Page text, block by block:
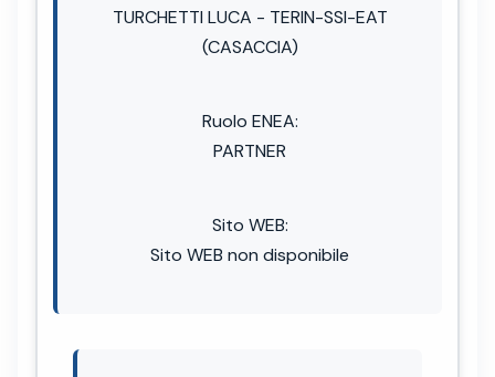
TURCHETTI LUCA - TERIN-SSI-EAT
(CASACCIA)
Ruolo ENEA:
PARTNER
Sito WEB:
Sito WEB non disponibile